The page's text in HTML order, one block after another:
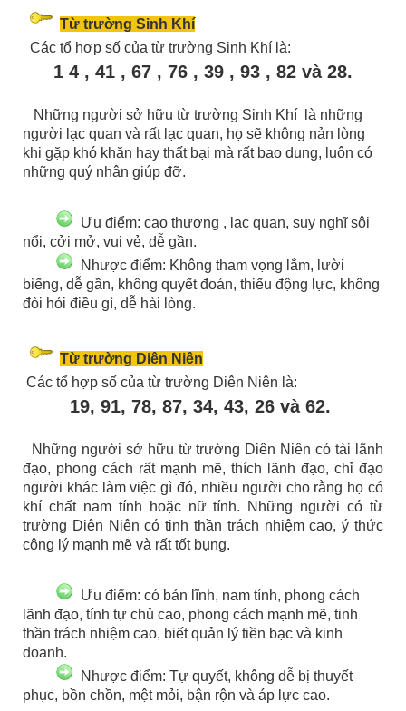
Từ trường Sinh Khí
Các tổ hợp số của từ trường Sinh Khí là:
1 4 , 41 , 67 , 76 , 39 , 93 , 82 và 28.
Những người sở hữu từ trường Sinh Khí là những
người lạc quan và rất lạc quan, họ sẽ không nản lòng
khi gặp khó khăn hay thất bại mà rất bao dung, luôn có
những quý nhân giúp đỡ.
Ưu điểm: cao thượng , lạc quan, suy nghĩ sôi
nổi, cởi mở, vui vẻ, dễ gần.
Nhược điểm: Không tham vọng lắm, lười
biếng, dễ gần, không quyết đoán, thiếu động lực, không
đòi hỏi điều gì, dễ hài lòng.
Từ trường Diên Niên
Các tổ hợp số của từ trường Diên Niên là:
19, 91, 78, 87, 34, 43, 26 và 62.
Những người sở hữu từ trường Diên Niên có tài lãnh
đạo, phong cách rất mạnh mẽ, thích lãnh đạo, chỉ đạo
người khác làm việc gì đó, nhiều người cho rằng họ có
khí chất nam tính hoặc nữ tính. Những người có từ
trường Diên Niên có tinh thần trách nhiệm cao, ý thức
công lý mạnh mẽ và rất tốt bụng.
Ưu điểm: có bản lĩnh, nam tính, phong cách
lãnh đạo, tính tự chủ cao, phong cách mạnh mẽ, tinh
thần trách nhiệm cao, biết quản lý tiền bạc và kinh
doanh.
Nhược điểm: Tự quyết, không dễ bị thuyết
phục, bồn chồn, mệt mỏi, bận rộn và áp lực cao.